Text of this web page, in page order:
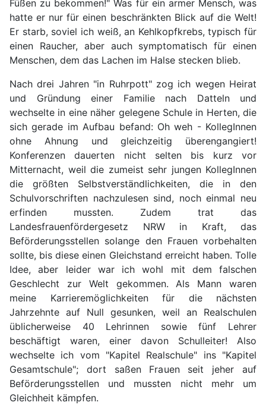
Füßen zu bekommen!" Was für ein armer Mensch, was
hatte er nur für einen beschränkten Blick auf die Welt!
Er starb, soviel ich weiß, an Kehlkopfkrebs, typisch für
einen Raucher, aber auch symptomatisch für einen
Menschen, dem das Lachen im Halse stecken blieb.
Nach drei Jahren "in Ruhrpott" zog ich wegen Heirat
und Gründung einer Familie nach Datteln und
wechselte in eine näher gelegene Schule in Herten, die
sich gerade im Aufbau befand: Oh weh - KollegInnen
ohne Ahnung und gleichzeitig überengangiert!
Konferenzen dauerten nicht selten bis kurz vor
Mitternacht, weil die zumeist sehr jungen KollegInnen
die größten Selbstverständlichkeiten, die in den
Schulvorschriften nachzulesen sind, noch einmal neu
erfinden mussten. Zudem trat das
Landesfrauenfördergesetz NRW in Kraft, das
Beförderungsstellen solange den Frauen vorbehalten
sollte, bis diese einen Gleichstand erreicht haben. Tolle
Idee, aber leider war ich wohl mit dem falschen
Geschlecht zur Welt gekommen. Als Mann waren
meine Karrieremöglichkeiten für die nächsten
Jahrzehnte auf Null gesunken, weil an Realschulen
üblicherweise 40 Lehrinnen sowie fünf Lehrer
beschäftigt waren, einer davon Schulleiter! Also
wechselte ich vom "Kapitel Realschule" ins "Kapitel
Gesamtschule"; dort saßen Frauen seit jeher auf
Beförderungsstellen und mussten nicht mehr um
Gleichheit kämpfen.